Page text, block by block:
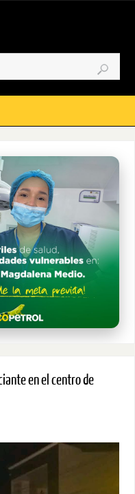
en el centro de